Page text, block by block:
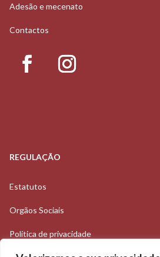
Adesão e mecenato
Contactos
REGULAÇÃO
Estatutos
Orgãos Sociais
Política de privacidade